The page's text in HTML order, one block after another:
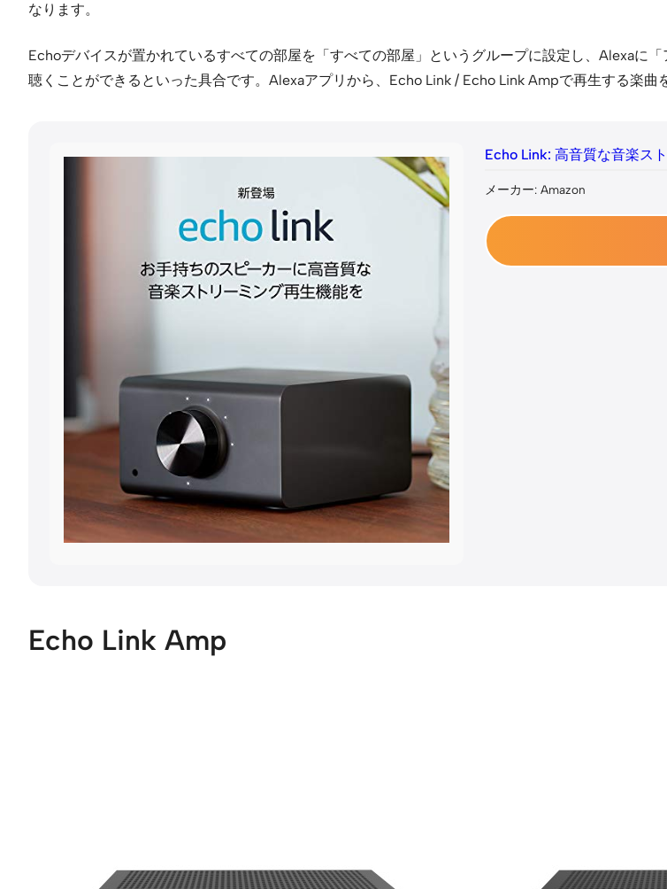
なります。
Echoデバイスが置かれているすべての部屋を「すべての部屋」というグループに設定し、Alexaに
聴くことができるといった具合です。Alexaアプリから、Echo Link / Echo Link Ampで再生する楽曲
Echo Link: 高音質な音楽ス
メーカー: Amazon
Echo Link Amp